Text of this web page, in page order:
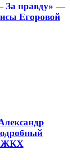
За правду» —
Егоровой
ЖКХ